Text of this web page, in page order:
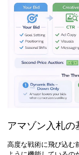
アマゾン入札の
高度な戦術に飛び込む